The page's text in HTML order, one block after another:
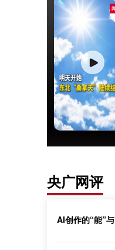
央广网评
AI创作的“能”